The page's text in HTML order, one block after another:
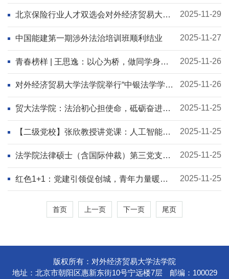
北京保险行业人才双选会对外经济贸易大学
专场（总第十三场）成功举办
2025-11-29
中国能建第一期涉外法治培训班顺利结业 2025-11-27
青春榜样 | 王思逸：以心为桥，做同学身边
的“温暖陪伴者”
2025-11-26
对外经济贸易大学法学院举行“中银法学学科
发展基金”设立仪式
2025-11-26
贸大法学院：法治初心担使命，砥砺奋进谱
华章——巡礼“十四五” 再启新征程
2025-11-25
【二级党校】张欣教授讲党课：人工智能安
全与治理
2025-11-25
法学院法律硕士（含国际仲裁）第三党支部
赴文传学院开展学生党建工作交流
2025-11-25
红色1+1：党建引领促创城，青年力量暖社
区：法律硕士（含国际仲裁）第三党支部赴
龙回苑社区助力全国文明城区创建工作
2025-11-25
首页 上一页 下一页 尾页
版权所有：对外经济贸易大学法学院
地址：北京市朝阳区惠新东街10号宁远楼7层
邮编：100029